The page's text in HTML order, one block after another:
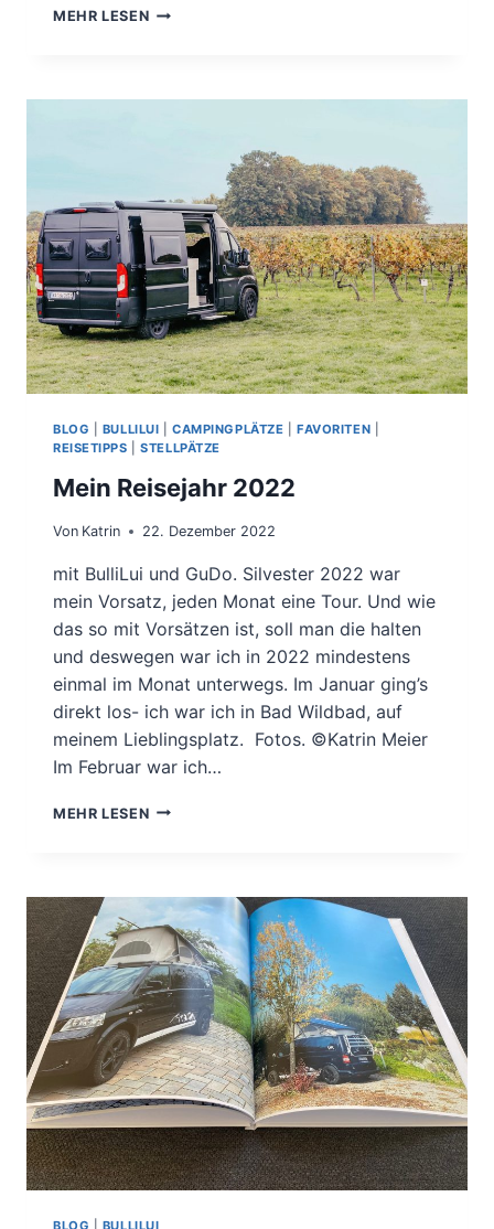
MEHR LESENWOHNMOBIL,
BLOG BULLILUI |CAMPINGPLÄTZE |FAVORITEN
REISETIPPS |STELLPÄTZE
Mein Reisejahr 2022
Von Katrin 22. Dezember 2022
mit BulliLui und GuDo. Silvester 2022 war
mein Vorsatz, jeden Monat eine Tour. Und wie
das so mit Vorsätzen ist, soll man die halten
und deswegen war ich in 2022 mindestens
einmal im Monat unterwegs. Im Januar ging’s
direkt los- ich war ich in Bad Wildbad, auf
meinem Lieblingsplatz. Fotos. ©Katrin Meier
Im Februar war ich…
MEHR LESENMEIN